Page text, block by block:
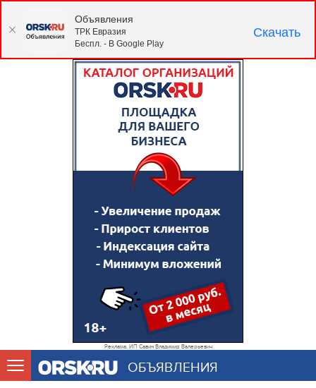
Реклама. ИП Савин Владимир Валерьевич
ОБЪЯВЛЕНИЯ
Объявления
ТРК Евразия
Беспл. - В Google Play
Скачать